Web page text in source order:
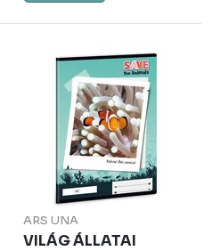
ARS UNA
VILÁG ÁLLATAI